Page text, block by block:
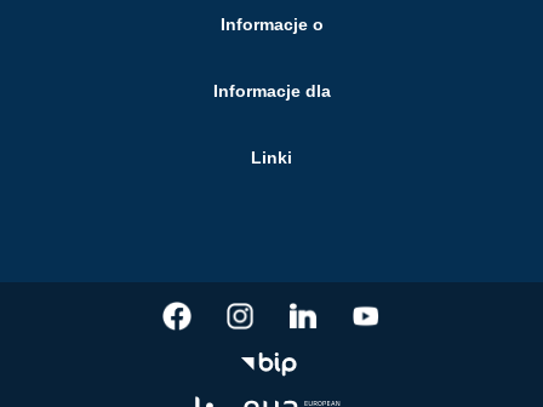
Informacje o
Informacje dla
Linki